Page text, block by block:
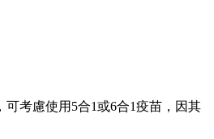
可考慮使用5合1或6合1疫苗，因其